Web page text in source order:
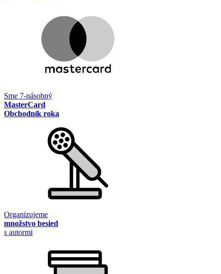
Sme 7-násobný
MasterCard
Obchodník roka
Organizujeme
množstvo besied
s autormi